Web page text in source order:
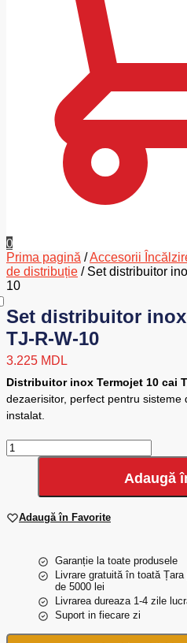
0
Prima pagină /Accesorii
de distribuție / Set distribuitor
10
Set distribuitor inox
TJ-R-W-10
3.225 MDL
Distribuitor inox Termojet 10 cai
dezaerisitor, perfect pentru
instalat.
Cantitate
Set
10
Adaugă
Adaugă în Favorite
Garanție la toate produsele
Livrare gratuită în toată
de 5000 lei
Livrarea dureaza 1-4 zile
Suport in fiecare zi